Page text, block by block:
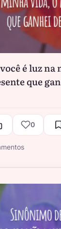
é luz na
que
0